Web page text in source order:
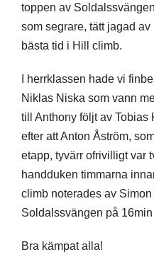
toppen av
som segrare, tätt jagad
bästa tid i Hill climb.
I herrklassen hade vi
Niklas Niska som vann
till Anthony följt av Tobias
efter att Anton Åström,
etapp, tyvärr ofrivilligt var
handduken timmarna
climb noterades av
Soldalssvängen på
Bra kämpat alla!